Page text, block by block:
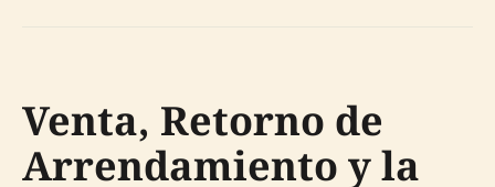
Venta, Retorno de
Arrendamiento y la